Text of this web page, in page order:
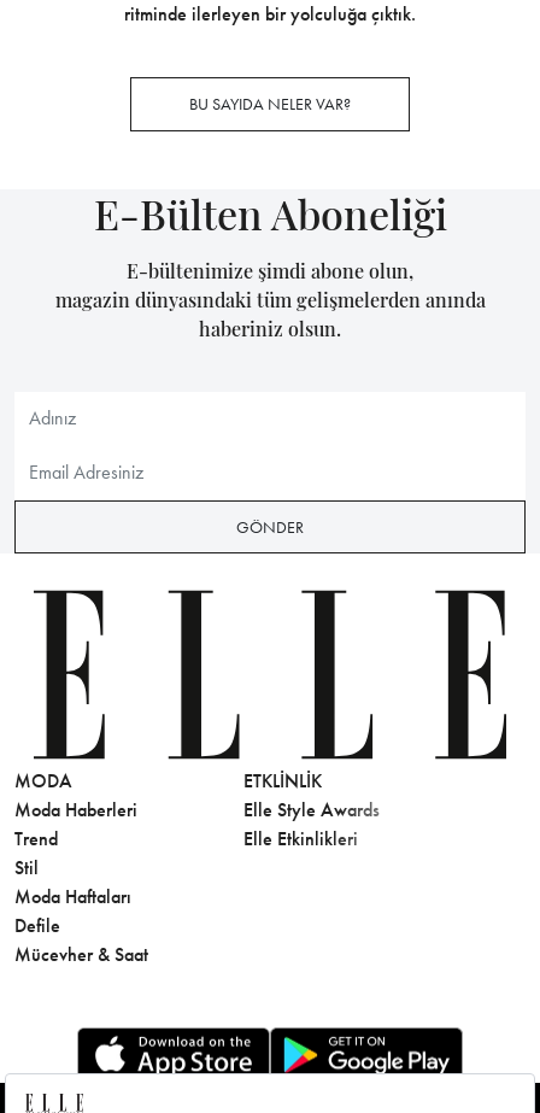
ritminde ilerleyen bir yolculuğa çıktık.
BU SAYIDA NELER VAR?
E-Bülten Aboneliği
E-bültenimize şimdi abone olun,
magazin dünyasındaki tüm gelişmelerden anında
haberiniz olsun.
GÖNDER
MODA
Moda Haberleri
Trend
Stil
Moda Haftaları
Defile
Mücevher & Saat
ETKLINLIK
Elle Style Awards
Elle Etkinlikleri